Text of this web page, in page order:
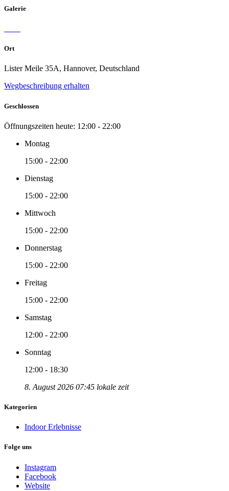
Galerie
Ort
Lister Meile 35A, Hannover, Deutschland
Wegbeschreibung erhalten
Geschlossen
Öffnungszeiten heute: 12:00 - 22:00
Montag
15:00 - 22:00
Dienstag
15:00 - 22:00
Mittwoch
15:00 - 22:00
Donnerstag
15:00 - 22:00
Freitag
15:00 - 22:00
Samstag
12:00 - 22:00
Sonntag
12:00 - 18:30
8. August 2026 07:45 lokale zeit
Kategorien
Indoor Erlebnisse
Folge uns
Instagram
Facebook
Website